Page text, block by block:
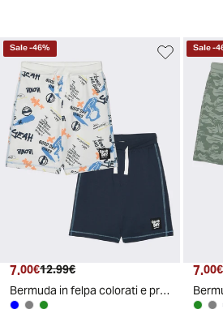
Sale-46%
Prezzo attuale
7.00€ Prezzo originale
12.99€
Bermuda in felpa colorati e pratici - Blu
Sale-
7.00€